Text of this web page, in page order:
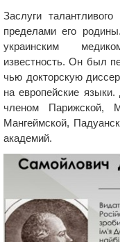
Заслуги
пределами его
украинским
известность. Он был
чью докторскую
на европейские
членом Парижской,
Мангеймской,
академий.